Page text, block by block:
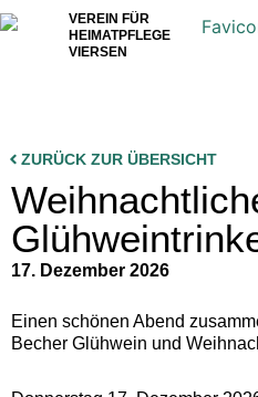
VEREIN FÜR
HEIMATPFLEGE
VIERSEN
ZURÜCK ZUR ÜBERSICHT
17. Dezember 2026
Einen schönen Abend
Becher Glühwein und